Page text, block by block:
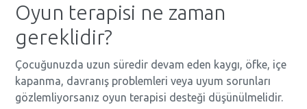
Oyun terapisi ne zaman
gereklidir?
Çocuğunuzda uzun süredir devam eden kaygı, öfke, içe
kapanma, davranış problemleri veya uyum sorunları
gözlemliyorsanız oyun terapisi desteği düşünülmelidir.